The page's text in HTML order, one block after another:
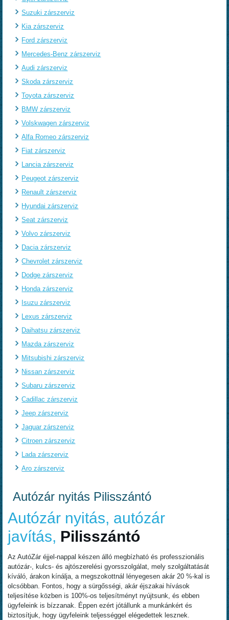
Suzuki zárszerviz
Kia zárszerviz
Ford zárszerviz
Mercedes-Benz zárszerviz
Audi zárszerviz
Skoda zárszerviz
Toyota zárszerviz
BMW zárszerviz
Volskwagen zárszerviz
Alfa Romeo zárszerviz
Fiat zárszerviz
Lancia zárszerviz
Peugeot zárszerviz
Renault zárszerviz
Hyundai zárszerviz
Seat zárszerviz
Volvo zárszerviz
Dacia zárszerviz
Chevrolet zárszerviz
Dodge zárszerviz
Honda zárszerviz
Isuzu zárszerviz
Lexus zárszerviz
Daihatsu zárszerviz
Mazda zárszerviz
Mitsubishi zárszerviz
Nissan zárszerviz
Subaru zárszerviz
Cadillac zárszerviz
Jeep zárszerviz
Jaguar zárszerviz
Citroen zárszerviz
Lada zárszerviz
Aro zárszerviz
Autózár nyitás Pilisszántó
Autózár nyitás, autózár
javítás, Pilisszántó
Az AutóZár éjjel-nappal készen álló megbízható és professzionális
autózár-, kulcs- és ajtószerelési gyorsszolgálat, mely szolgáltatását
kíváló, árakon kínálja, a megszokottnál lényegesen akár 20 %-kal is
olcsóbban. Fontos, hogy a sürgősségi, akár éjszakai hívások
teljesítése közben is 100%-os teljesítményt nyújtsunk, és ebben
ügyfeleink is bízzanak. Éppen ezért jótállunk a munkánkért és
biztosítjuk, hogy ügyfeleink teljességgel elégedettek lesznek.